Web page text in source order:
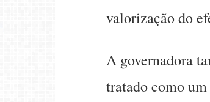
valorização do
A governadora
tratado como